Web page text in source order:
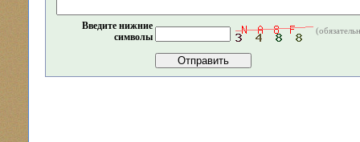
Введите нижние
символы